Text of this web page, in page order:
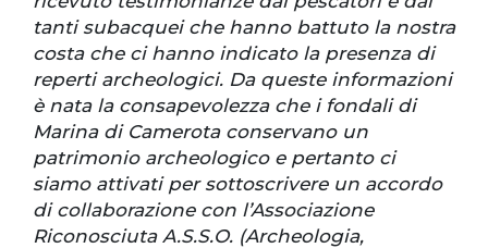
tanti subacquei che hanno battuto la nostra
costa che ci hanno indicato la presenza di
reperti archeologici. Da queste informazioni
è nata la consapevolezza che i fondali di
Marina di Camerota conservano un
patrimonio archeologico e pertanto ci
siamo attivati per sottoscrivere un accordo
di collaborazione con l’Associazione
Riconosciuta A.S.S.O. (Archeologia,